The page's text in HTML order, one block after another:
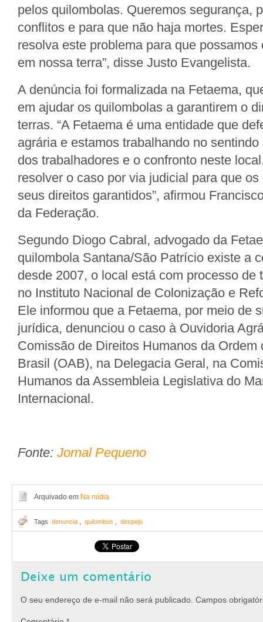
pelos quilombolas. Queremos segurança,
conflitos e para que não haja mortes.
resolva este problema para que possamos
em nossa terra”, disse Justo Evangelista.
A denúncia foi formalizada na Fetaema,
em ajudar os quilombolas a garantirem o
terras. “A Fetaema é uma entidade que
agrária e estamos trabalhando no
dos trabalhadores e o confronto neste
resolver o caso por via judicial para que
seus direitos garantidos”, afirmou
da Federação.
Segundo Diogo Cabral, advogado da
quilombola Santana/São Patrício existe a
desde 2007, o local está com processo de
no Instituto Nacional de Colonização e
Ele informou que a Fetaema, por meio de
jurídica, denunciou o caso à Ouvidoria
Comissão de Direitos Humanos da Ordem
Brasil (OAB), na Delegacia Geral, na
Humanos da Assembleia Legislativa do
Internacional.
Fonte: Jornal Pequeno
Arquivado em Na mídia
Tags denuncia quilombos despejo
Deixe um comentário
O seu endereço de e-mail não será publicado. Campos